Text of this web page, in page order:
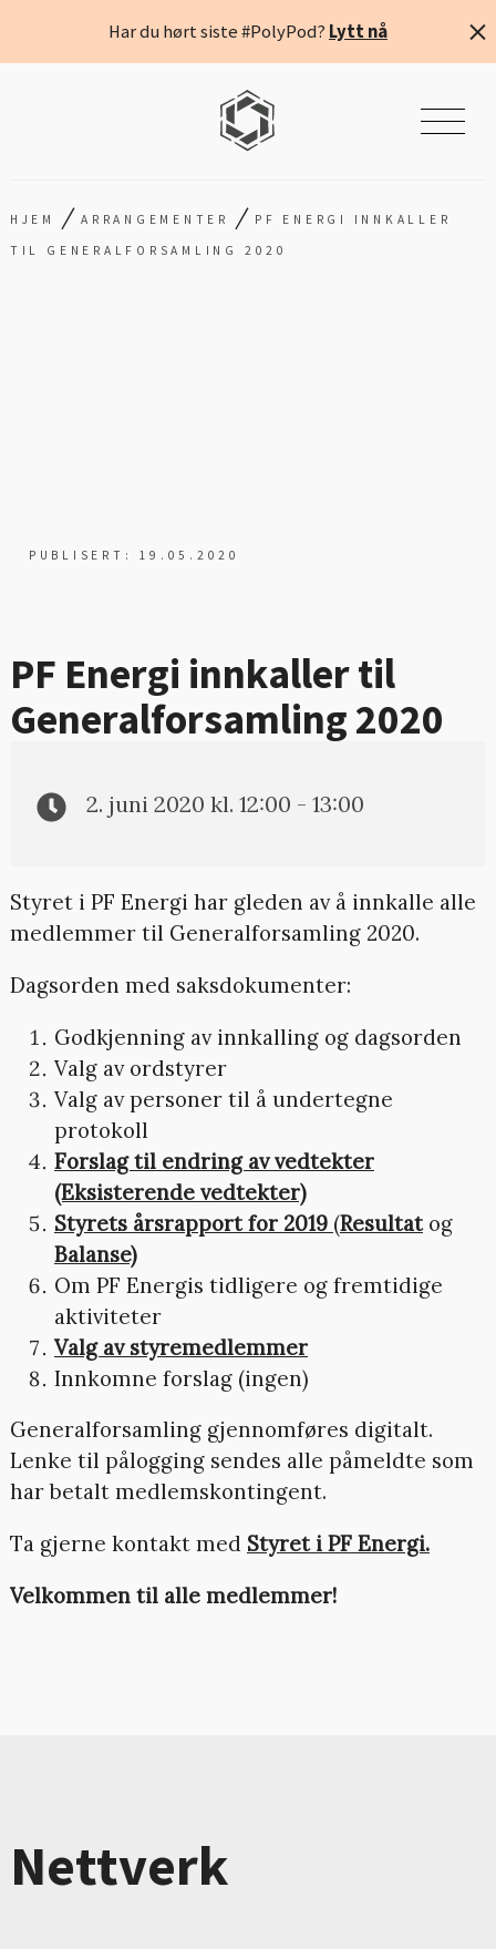
Har du hørt siste #PolyPod? Lytt nå
HJEM /ARRANGEMENTER / PF ENERGI INNKALLER
TIL GENERALFORSAMLING 2020
PUBLISERT: 19.05.2020
PF Energi innkaller til
Generalforsamling 2020
2. juni 2020 kl. 12:00 - 13:00
Styret i PF Energi har gleden av å innkalle alle
medlemmer til Generalforsamling 2020.
Dagsorden med saksdokumenter:
Godkjenning av innkalling og dagsorden
Valg av ordstyrer
Valg av personer til å undertegne
protokoll
Forslag til endring av vedtekter
(Eksisterende vedtekter)
Styrets årsrapport for 2019 (Resultatog
Balanse)
Om PF Energis tidligere og fremtidige
aktiviteter
Valg av styremedlemmer
Innkomne forslag (ingen)
Generalforsamling gjennomføres digitalt.
Lenke til pålogging sendes alle påmeldte som
har betalt medlemskontingent.
Ta gjerne kontakt med Styret i PF Energi.
Velkommen til alle medlemmer!
Nettverk